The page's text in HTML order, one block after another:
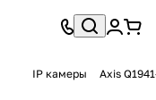
IP камеры Axis